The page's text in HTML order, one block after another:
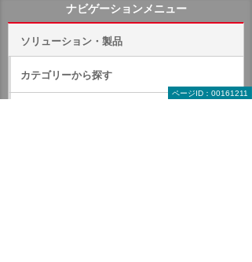
ページID：00161211
ナビゲーションメニュー
ソリューション・製品
カテゴリーから探す